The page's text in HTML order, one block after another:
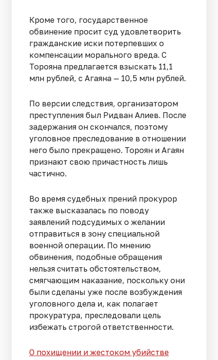
Кроме того, государственное
обвинение просит суд удовлетворить
гражданские иски потерпевших о
компенсации морального вреда. С
Торояна предлагается взыскать 11,1
млн рублей, с Агаяна — 10,5 млн рублей.
По версии следствия, организатором
преступления был Ридван Алиев. После
задержания он скончался, поэтому
уголовное преследование в отношении
него было прекращено. Тороян и Агаян
признают свою причастность лишь
частично.
Во время судебных прений прокурор
также высказалась по поводу
заявлений подсудимых о желании
отправиться в зону специальной
военной операции. По мнению
обвинения, подобные обращения
нельзя считать обстоятельством,
смягчающим наказание, поскольку они
были сделаны уже после возбуждения
уголовного дела и, как полагает
прокуратура, преследовали цель
избежать строгой ответственности.
О похищении и жестоком убийстве